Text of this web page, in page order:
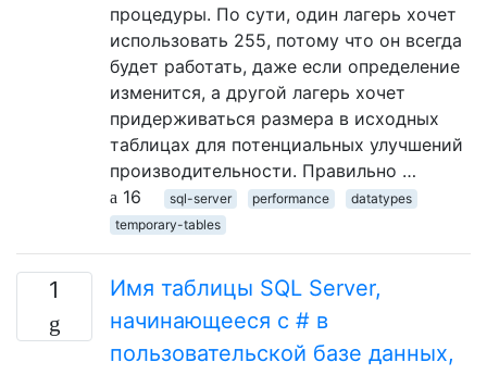
процедуры. По сути, один лагерь хочет
использовать 255, потому что он всегда
будет работать, даже если определение
изменится, а другой лагерь хочет
придерживаться размера в исходных
таблицах для потенциальных улучшений
производительности. Правильно …
16
sql-server performance
datatypes
temporary-tables
1
Имя таблицы SQL Server,
начинающееся с # в
пользовательской базе данных,